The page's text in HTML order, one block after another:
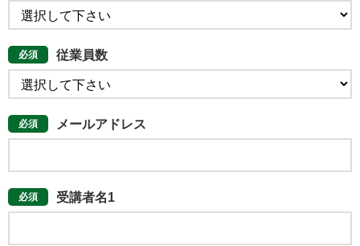
従業員数
メールアドレス
受講者名1